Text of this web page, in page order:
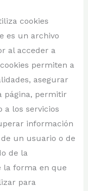
cookies
es un archivo
al acceder a
permiten a
asegurar
página, permitir
a los servicios
información
un usuario o de
de la
la forma en que
para